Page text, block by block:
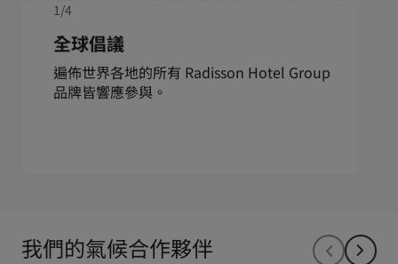
1/4
全球倡議
遍佈世界各地的所有 Radisson Hotel Group
品牌皆響應參與。
我們的氣候合作夥伴